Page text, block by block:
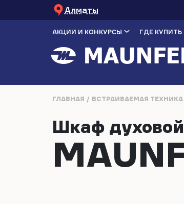
Алматы
АКЦИИ И КОНКУРСЫ ГДЕ КУПИТЬ
ГЛАВНАЯ ВСТРАИВАЕМАЯ
Шкаф